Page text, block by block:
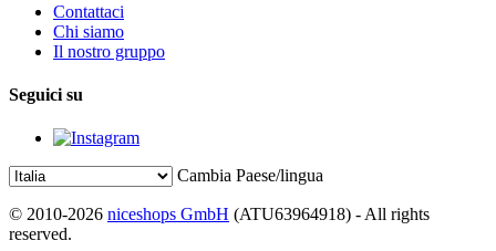
Contattaci
Chi siamo
Il nostro gruppo
Seguici su
Cambia Paese/lingua
© 2010-2026 niceshops GmbH (ATU63964918) - All rights
reserved.